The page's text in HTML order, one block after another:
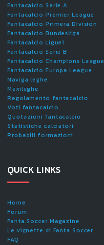
Fantacalcio Serie A
Fantacalcio Premier League
Fantacalcio Primera Division
Fantacalcio Bundesliga
Fantacalcio Ligue1
Fantacalcio Serie B
Fantacalcio Champions League
Fantacalcio Europa League
Naviga leghe
Maxileghe
Regolamento fantacalcio
Voti fantacalcio
Quotazioni fantacalcio
Statistiche calciatori
Probabili formazioni
QUICK LINKS
Home
Forum
Fanta.Soccer Magazine
Le vignette di Fanta.Soccer
FAQ